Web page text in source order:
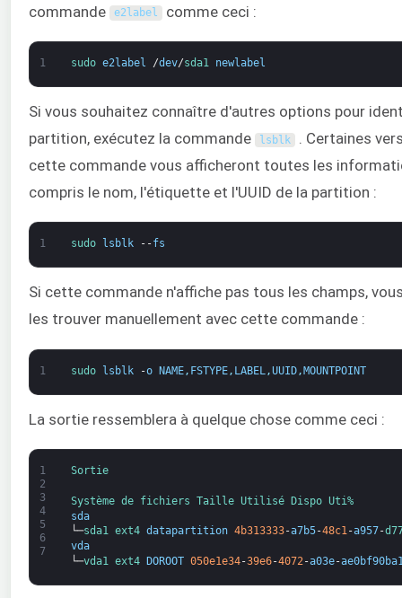
commande
e2label comme ceci :
1 sudo e2label /dev/sda1 newlabel
Si vous souhaitez connaître d'autres options pour
partition, exécutez la commande
lsblk . Certaines
cette commande vous afficheront toutes les
compris le nom, l'étiquette et l'UUID de la partition :
1 sudo lsblk --fs
Si cette commande n'affiche pas tous les champs,
les trouver manuellement avec cette commande :
1 sudo lsblk -o NAME, FSTYPE, LABEL ,UUID,MOUNTPOINT
La sortie ressemblera à quelque chose comme ceci :
1
2
3
4
5
6
7
Sortie
Système de fichiers Taille Utilisé Dispo Uti%
sda
└─sda1 ext4 datapartition 4b313333-a7b5-48c1-a957-
vda
└─vda1 ext4 DOROOT 050e1e34-39e6-4072-a03e-